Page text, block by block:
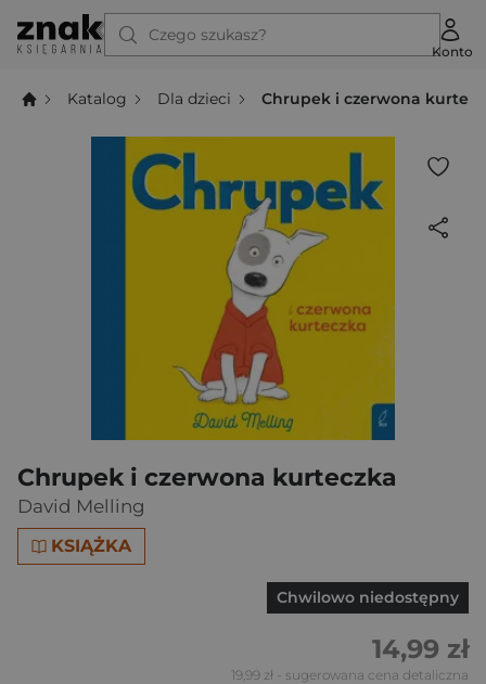
Czego szukasz?
Konto
Katalog Dla dzieci Chrupek i czerwona
Chrupek i czerwona kurteczka
David Melling
KSIĄŻKA
Chwilowo niedostępny
14,99 zł
19,99 zł - sugerowana cena detaliczna